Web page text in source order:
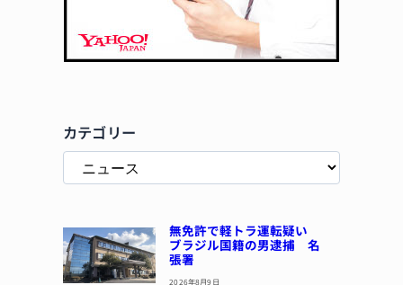
カテゴリー
無免許で軽トラ運転疑い
ブラジル国籍の男逮捕 名
張署
2026年8月9日